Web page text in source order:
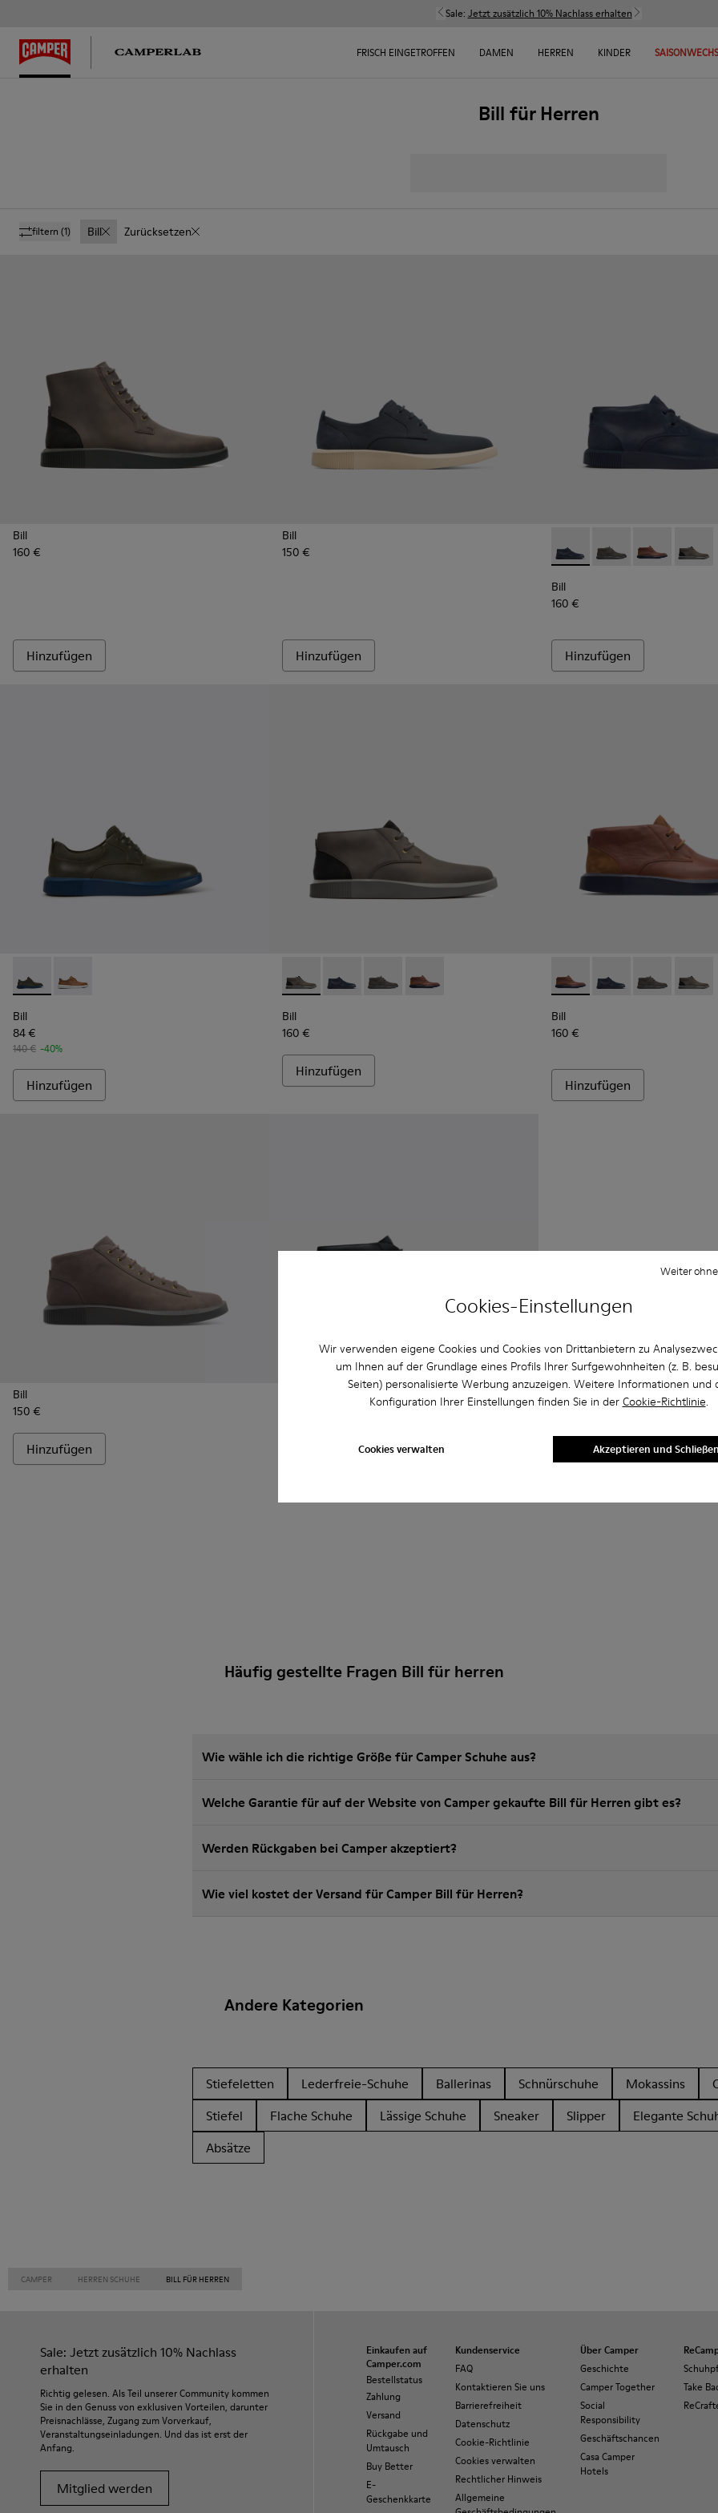
Cookies-Einstellungen
Wir verwenden eigene Cookies und Cookies von Drittanbietern zu
um Ihnen auf der Grundlage eines Profils Ihrer Surfgewohnheiten (z. B.
Seiten) personalisierte Werbung anzuzeigen. Weitere Informationen und
Konfiguration Ihrer Einstellungen finden Sie in der Cookie-Richtlinie.
Cookies verwalten
Weiter
Akzeptieren und
Sale: Jetzt zusätzlich 10% Nachlass erhalten
FRISCH EINGETROFFEN DAMEN HERREN KINDER
Bill für Herren
filtern (1) Bill Zurücksetzen
Bill
160 €
Hinzufügen
Bill
150 €
Hinzufügen
Bill - K300235-019 -
Bill - K300235-017 -
Bill - Bill -
Bill
160 €
Hinzufügen
Bill - K100655-015 - Schnürschuh aus grauem Leder
Bill - K100655-010 - Hellbrauner Herrenschuh
Bill
84 €
140 € -40%
Hinzufügen
Bill - K300235-002 - Grey
Bill - K300235-019 - Stiefelette für Herren in Blau
Bill - K300235-017 - Schnürstiefelette für Herren in
Bill - K300235-008 - Brown
Bill
160 €
Hinzufügen
Bill - K300235-008 - Brown
Bill - K300235-019 -
Bill - Bill -
Bill
160 €
Hinzufügen
Bill
150 €
Hinzufügen Hinzufügen
Häufig gestellte Fragen Bill für herren
Wie wähle ich die richtige Größe für Camper Schuhe aus?
Welche Garantie für auf der Website von Camper gekaufte Bill für Herren gibt es?
Werden Rückgaben bei Camper akzeptiert?
Wie viel kostet der Versand für Camper Bill für Herren?
Andere Kategorien
Stiefeletten Lederfreie-Schuhe Ballerinas Schnürschuhe Mokassins
Stiefel
Flache Schuhe Lässige Schuhe Sneaker Slipper
Elegante
Absätze
CAMPER HERREN SCHUHE BILL FÜR HERREN
Sale: Jetzt zusätzlich 10% Nachlass
erhalten
Richtig gelesen. Als Teil unserer Community kommen
Sie in den Genuss von exklusiven Vorteilen, darunter
Preisnachlässe, Zugang zum Vorverkauf,
Veranstaltungseinladungen. Und das ist erst der
Anfang.
Mitglied werden
Einkaufen auf
Camper.com
Bestellstatus
Zahlung
Versand
Rückgabe und
Umtausch
Buy Better
E-
Geschenkkarte
Kundenservice
FAQ
Kontaktieren Sie uns
Barrierefreiheit
Datenschutz
Cookie-Richtlinie
Cookies verwalten
Rechtlicher Hinweis
Allgemeine
Über Camper
Geschichte
Camper Together
Social
Responsibility
Geschäftschancen
Casa Camper
Hotels
Take